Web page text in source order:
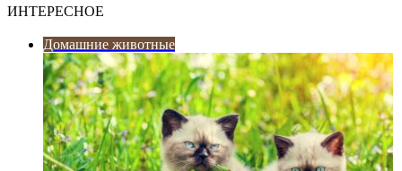
ИНТЕРЕСНОЕ
Домашние животные